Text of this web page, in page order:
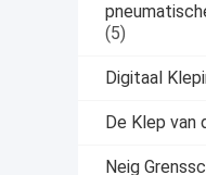
(5)
Digitaal
De Klep van
Neig